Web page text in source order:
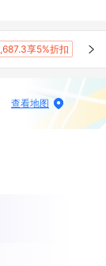
享5%折扣
查看地图